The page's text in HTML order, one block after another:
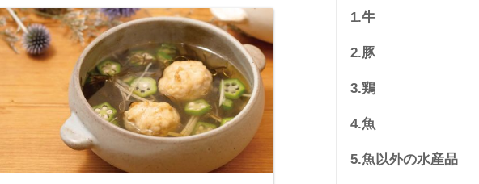
1.牛
2.豚
3.鶏
4.魚
5.魚以外の水産品